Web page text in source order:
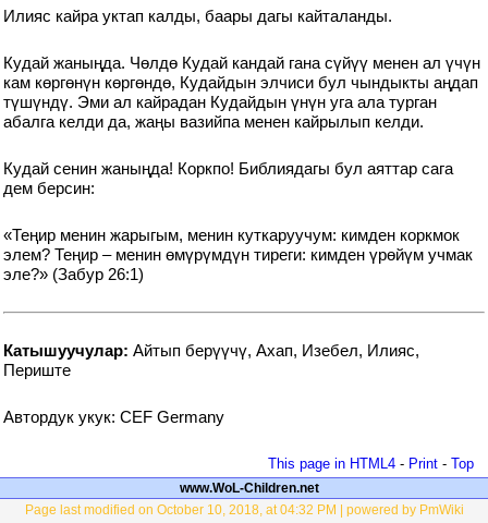
Илияс кайра уктап калды, баары дагы кайталанды.
Кудай жаныңда. Чөлдө Кудай кандай гана сүйүү менен ал үчүн
кам көргөнүн көргөндө, Кудайдын элчиси бул чындыкты аңдап
түшүндү. Эми ал кайрадан Кудайдын үнүн уга ала турган
абалга келди да, жаңы вазийпа менен кайрылып келди.
Кудай сенин жаныңда! Коркпо! Библиядагы бул аяттар сага
дем берсин:
«Теңир менин жарыгым, менин куткаруучум: кимден коркмок
элем? Теңир – менин өмүрүмдүн тиреги: кимден үрөйүм учмак
эле?» (Забур 26:1)
Катышуучулар: Айтып берүүчү, Ахап, Изебел, Илияс,
Периште
Автордук укук: CEF Germany
This page in HTML4 - Print - Top
www.WoL-Children.net
Page last modified on October 10, 2018, at 04:32 PM | powered by PmWiki